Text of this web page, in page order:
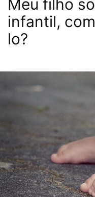
Meu filho
infantil,
lo?